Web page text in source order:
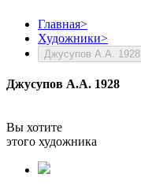
Главная>
Художники>
Джусупов А.А. 1928
Джусупов А.А. 1928
Вы хотите
этого художника